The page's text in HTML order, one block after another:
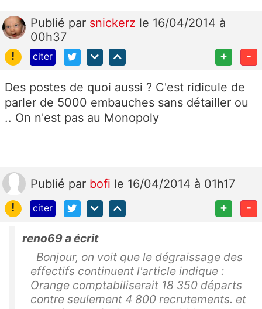
Publié par snickerz le 16/04/2014 à
00h37
!
citer + -
Des postes de quoi aussi ? C'est ridicule de
parler de 5000 embauches sans détailler ou
.. On n'est pas au Monopoly
Publié par bofi le 16/04/2014 à 01h17
!
citer + -
reno69 a écrit
Bonjour, on voit que le dégraissage des
effectifs continuent l'article indique :
Orange comptabiliserait 18 350 départs
contre seulement 4 800 recrutements. et